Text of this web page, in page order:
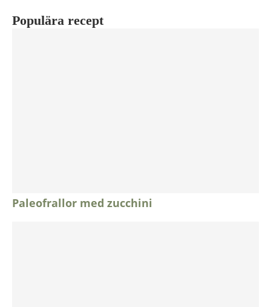
Populära recept
Paleofrallor med zucchini